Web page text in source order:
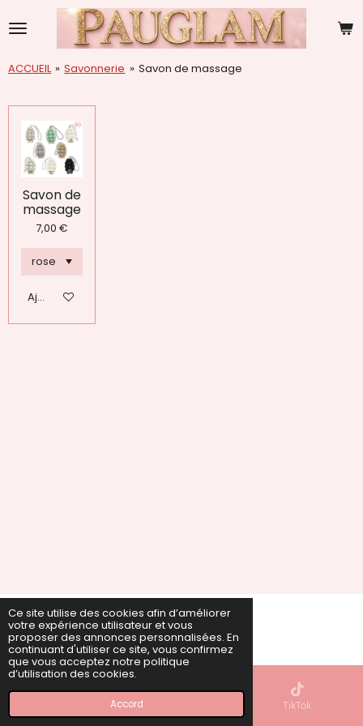
Ce site utilise des cookies afin d’améliorer
votre expérience utilisateur et vous
proposer des annonces personnalisées. En
continuant d'utiliser ce site, vous confirmez
que vous acceptez notre politique
d’utilisation des cookies.
Accord
au
ACCUEIL » Savonnerie » Savon de massage
Savon de
massage
7,00 €
Ajouter au panier
ire © 2022 - 2026 PAUGLAM
Propulsé parWebador
TikTok